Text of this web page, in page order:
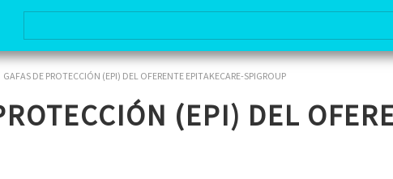
GAFAS DE PROTECCIÓN (EPI) DEL OFERENTE EPITAKECARE-SPIGROUP
(EPI) DEL